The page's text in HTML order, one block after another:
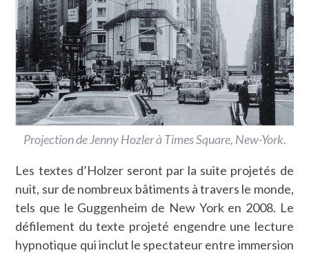
Projection de Jenny Hozler à Times Square, New-York.
Les textes d’Holzer seront par la suite projetés de
nuit, sur de nombreux bâtiments à travers le monde,
tels que le Guggenheim de New York en 2008. Le
défilement du texte projeté engendre une lecture
hypnotique qui inclut le spectateur entre immersion